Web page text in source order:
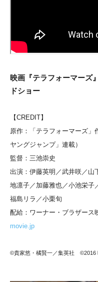
映画『テラフォーマーズ
ドショー
【CREDIT】
原作：「テラフォーマーズ」
ヤングジャンプ」連載）
監督：三池崇史
出演：伊藤英明／武井咲／山
地凛子／加藤雅也／小池栄子
福島リラ／小栗旬
配給：ワーナー・ブラザー
movie.jp
©貴家悠・橘賢一／集英社 ©2016